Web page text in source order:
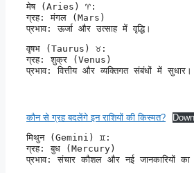
मेष (Aries) ♈:
ग्रह: मंगल (Mars)
प्रभाव: ऊर्जा और उत्साह में वृद्धि।
वृषभ (Taurus) ♉:
ग्रह: शुक्र (Venus)
प्रभाव: वित्तीय और व्यक्तिगत संबंधों में सुधार।
कौन से ग्रह बदलेंगे इन राशियों की किस्मत?
मिथुन (Gemini) ♊:
ग्रह: बुध (Mercury)
प्रभाव: संचार कौशल और नई जानकारियों का